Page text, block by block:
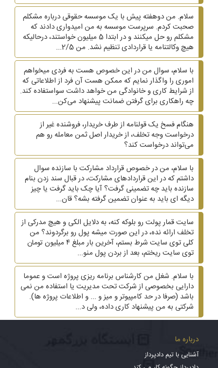
سلام. من دوهفته پیش با یک موسسه حقوقی درباره مشکلم
صحبت کردم. سرپرست موسسه به من امیدواری دادند که
مشکلم رو حل میکنند و در ابتدا 5 میلیون خواستند، درحالیکه
هیچ وکالتنامه یا قراردادی تنظیم نشد. من 2/5...
با سلام، سوال من در این خصوص هست به فردی میخواهم
اموری را واگذار نمایم که ممکن هست آن فرد از اطلاعاتی که
از شرایط کاری و خانوادگی من خواهد داشت سواستفاده کند.
چه راهکاری برای گرفتن ضمانت پیشنهاد می‌کن...
هنگام فسخ یک قولنامه از طرف خریدار، فروشنده غیر از
درخواست وجه تخلف، از خریدار اصل ثمن معامله رو هم
می‌تواند درخواست کند؟
با سلام، من در خصوص قرارداد مشارکت با سازنده سوال
داشتم که در این قراردادهای مشارکت، در قبال سند زدن بنام
سازنده باید چه تضمینی گرفت؟ آیا چک باید گرفت یا چیز
دیگه ای باید به عنوان تضمین گرفته بشه؟ قان...
سایت قمار پولت رو بلوکه کنه، به دلایل الکی و هیچ مدرکی از
تخلف ارائه نده، در این صورت میشه پول رو برگردوند؟ من
کلی توی سایت شرط بستم، آخرین بار مبلغ ۴ میلیون تومان
توی سایت ریختم، بعد از بردن پول منو...
با سلام. شغل من کارشناس برنامه ریزی پروژه است و عموما
دارایی بخصوصی از شرکت تحت مدیریت یا استفاده من نمی
باشد (صرفا در حد کامپیوتر و میز و ... و اطلاعات پروژه ها).
شرکتی به من پیشنهاد کاری داده، ولی د...
درباره ما
آشنایی با تیم دادپرداز